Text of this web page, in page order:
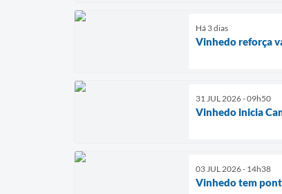
Há 3 dias
Vinhedo reforça
31 JUL 2026 - 09h50
Vinhedo inicia
03 JUL 2026 - 14h38
Vinhedo tem